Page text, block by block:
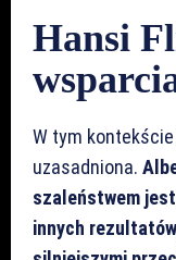
Hansi
W tym
uzasadniona.
szaleństwem
innych